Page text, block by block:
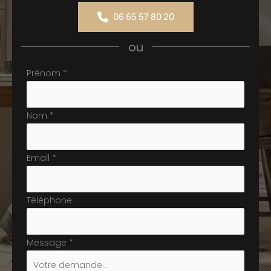
06 65 57 80 20
ou
Formulaire
téléphone
Prénom *
Nom *
Email *
Téléphone
Message *